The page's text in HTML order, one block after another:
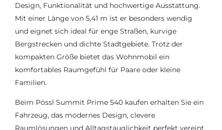
Design, Funktionalität und hochwertige Ausstattung.
Mit einer Länge von 5,41 m ist er besonders wendig
und eignet sich ideal für enge Straßen, kurvige
Bergstrecken und dichte Stadtgebiete. Trotz der
kompakten Größe bietet das Wohnmobil ein
komfortables Raumgefühl für Paare oder kleine
Familien.
Beim Pössl Summit Prime 540 kaufen erhalten Sie ein
Fahrzeug, das modernes Design, clevere
Raumlösungen und Alltagstauglichkeit perfekt vereint.